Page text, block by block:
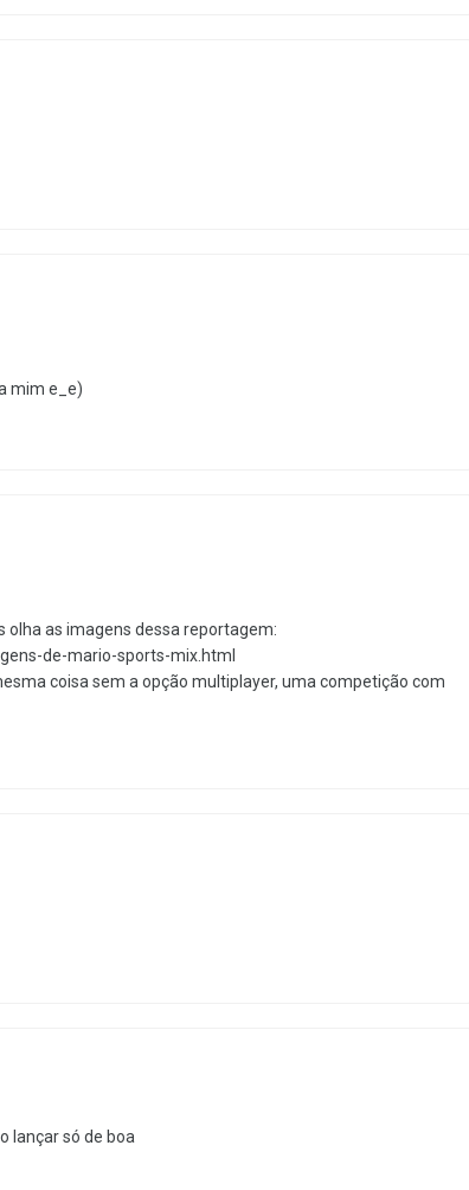
mim e_e)
olha as imagens dessa reportagem:
de-mario-sports-mix.html
coisa sem a opção multiplayer, uma competição com
lançar só de boa